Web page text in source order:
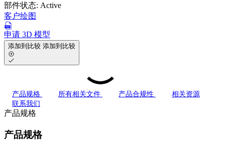
部件状态: Active
客户绘图
申请 3D 模型
添加到比较 添加到比较
产品规格 所有相关文件 产品合规性
相关资源
联系我们
产品规格
产品规格